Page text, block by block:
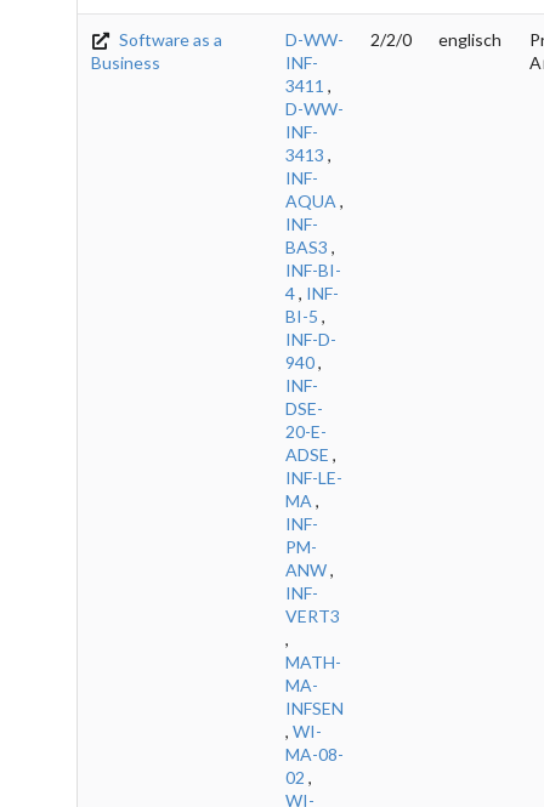
Software as a
Business
D-WW-
INF-
3411 ,
D-WW-
INF-
3413 ,
INF-
AQUA ,
INF-
BAS3 ,
INF-BI-
4, INF-
BI-5 ,
INF-D-
940,
INF-
DSE-
20-E-
ADSE ,
INF-LE-
MA ,
INF-
PM-
ANW,
INF-
VERT3
,
MATH-
MA-
INFSEN
, WI-
MA-08-
02 ,
WI-
2/2/0 englisch